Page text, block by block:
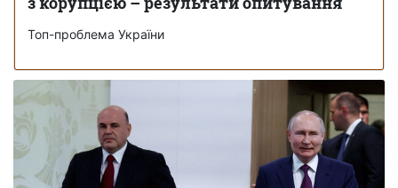
Топ-проблема України